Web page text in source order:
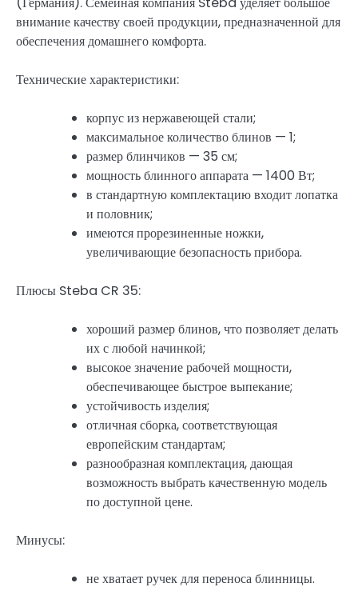
внимание качеству своей продукции, предназначенной для
обеспечения домашнего комфорта.
Технические характеристики:
корпус из нержавеющей стали;
максимальное количество блинов — 1;
размер блинчиков — 35 см;
мощность блинного аппарата — 1400 Вт;
в стандартную комплектацию входит лопатка
и половник;
имеются прорезиненные ножки,
увеличивающие безопасность прибора.
Плюсы Steba CR 35:
хороший размер блинов, что позволяет делать
их с любой начинкой;
высокое значение рабочей мощности,
обеспечивающее быстрое выпекание;
устойчивость изделия;
отличная сборка, соответствующая
европейским стандартам;
разнообразная комплектация, дающая
возможность выбрать качественную модель
по доступной цене.
Минусы:
не хватает ручек для переноса блинницы.